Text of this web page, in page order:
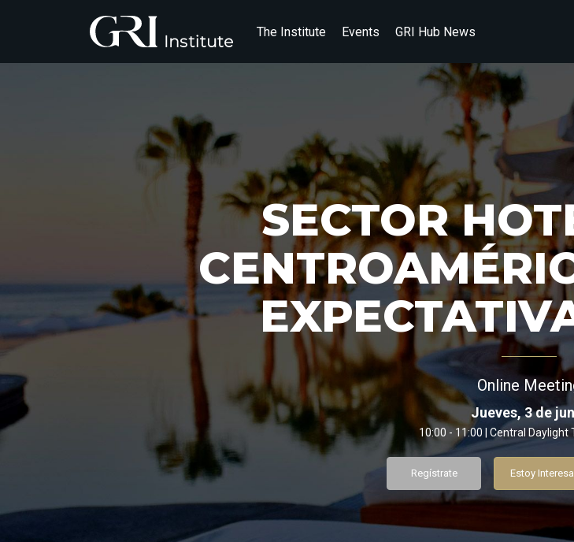
The Institute Events GRI Hub News
SECTOR
Online
Jueves, 3 de
10:00 - 11:00 | Central Daylight
Regístrate Estoy